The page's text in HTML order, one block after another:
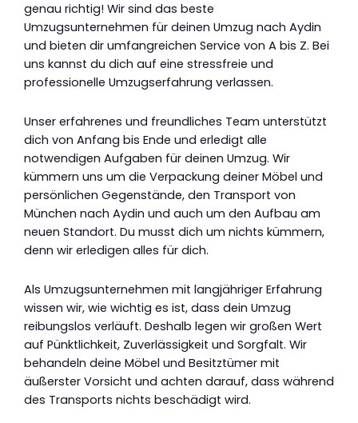
genau richtig! Wir sind das beste
Umzugsunternehmen für deinen Umzug nach Aydin
und bieten dir umfangreichen Service von A bis Z. Bei
uns kannst du dich auf eine stressfreie und
professionelle Umzugserfahrung verlassen.
Unser erfahrenes und freundliches Team unterstützt
dich von Anfang bis Ende und erledigt alle
notwendigen Aufgaben für deinen Umzug. Wir
kümmern uns um die Verpackung deiner Möbel und
persönlichen Gegenstände, den Transport von
München nach Aydin und auch um den Aufbau am
neuen Standort. Du musst dich um nichts kümmern,
denn wir erledigen alles für dich.
Als Umzugsunternehmen mit langjähriger Erfahrung
wissen wir, wie wichtig es ist, dass dein Umzug
reibungslos verläuft. Deshalb legen wir großen Wert
auf Pünktlichkeit, Zuverlässigkeit und Sorgfalt. Wir
behandeln deine Möbel und Besitztümer mit
äußerster Vorsicht und achten darauf, dass während
des Transports nichts beschädigt wird.